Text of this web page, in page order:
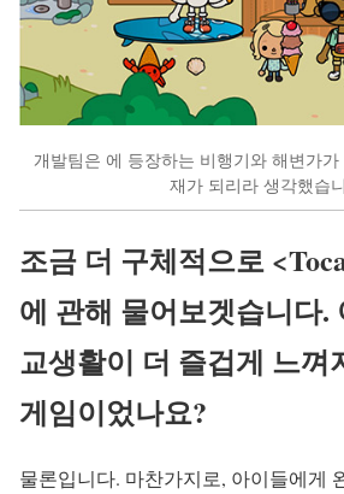
개발팀은 에 등장하는 비행기와 해변가
재가 되리라 생각했습
조금 더 구체적으로
에 관해 물어보겟습니다.
교생활이 더 즐겁게 느껴
게임이었나요?
물론입니다. 마찬가지로, 아이들에게